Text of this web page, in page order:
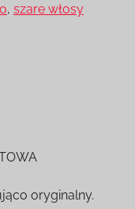
, szare włosy
oryginalny.